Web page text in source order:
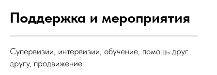
Поддержка и мероприятия
Супервизии, интервизии, обучение, помощь друг
другу, продвижение